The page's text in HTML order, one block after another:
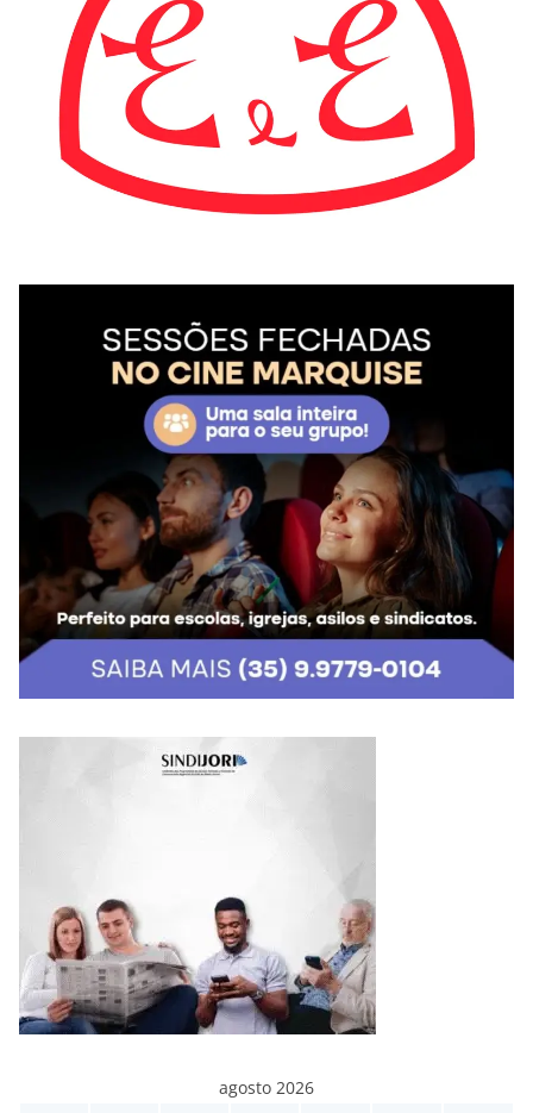
agosto 2026